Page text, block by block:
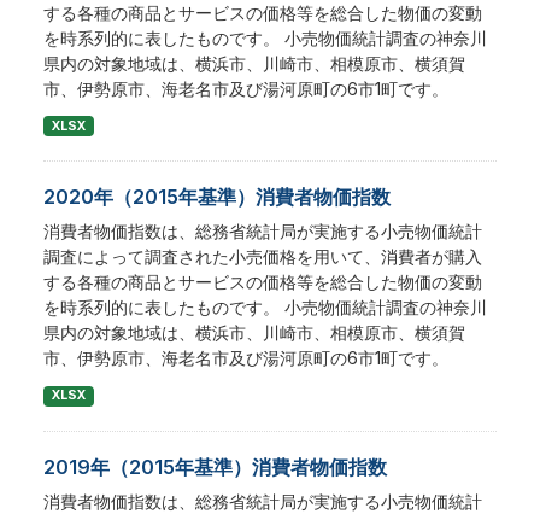
する各種の商品とサービスの価格等を総合した物価の変動
を時系列的に表したものです。 小売物価統計調査の神奈川
県内の対象地域は、横浜市、川崎市、相模原市、横須賀
市、伊勢原市、海老名市及び湯河原町の6市1町です。
XLSX
2020年（2015年基準）消費者物価指数
消費者物価指数は、総務省統計局が実施する小売物価統計
調査によって調査された小売価格を用いて、消費者が購入
する各種の商品とサービスの価格等を総合した物価の変動
を時系列的に表したものです。 小売物価統計調査の神奈川
県内の対象地域は、横浜市、川崎市、相模原市、横須賀
市、伊勢原市、海老名市及び湯河原町の6市1町です。
XLSX
2019年（2015年基準）消費者物価指数
消費者物価指数は、総務省統計局が実施する小売物価統計